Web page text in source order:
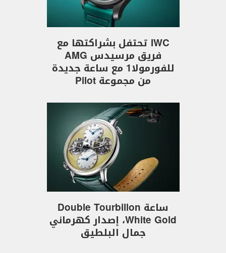
IWC تحتفل بشراكتها مع
فريق مرسيدس AMG
للفورمولا1 مع ساعة جديدة
من مجموعة Pilot
ساعة Double Tourbillon
White Gold، إصدار كهرماني
جمال البلطيق